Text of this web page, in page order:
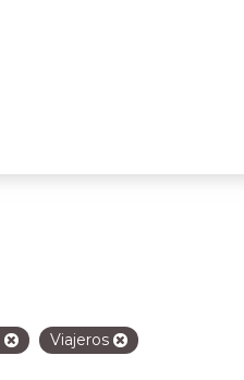
Viajeros